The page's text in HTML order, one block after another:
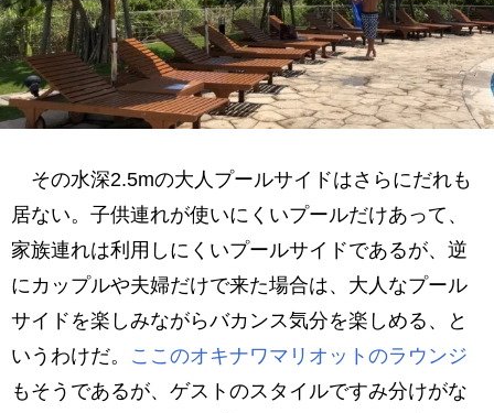
その水深2.5mの大人プールサイドはさらにだれも
居ない。子供連れが使いにくいプールだけあって、
家族連れは利用しにくいプールサイドであるが、逆
にカップルや夫婦だけで来た場合は、大人なプール
サイドを楽しみながらバカンス気分を楽しめる、と
いうわけだ。 ここのオキナワマリオットのラウンジ
もそうであるが、ゲストのスタイルですみ分けがな